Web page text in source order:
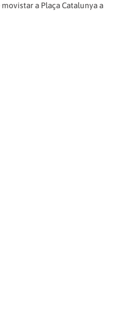
a Plaça Catalunya a